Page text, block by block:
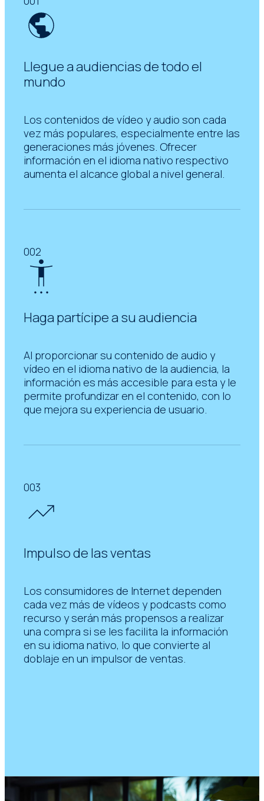
Llegue a audiencias de todo el
mundo
Los contenidos de vídeo y audio son cada
vez más populares, especialmente entre las
generaciones más jóvenes. Ofrecer
información en el idioma nativo respectivo
aumenta el alcance global a nivel general.
002
Haga partícipe a su audiencia
Al proporcionar su contenido de audio y
vídeo en el idioma nativo de la audiencia, la
información es más accesible para esta y le
permite profundizar en el contenido, con lo
que mejora su experiencia de usuario.
003
Impulso de las ventas
Los consumidores de Internet dependen
cada vez más de vídeos y podcasts como
recurso y serán más propensos a realizar
una compra si se les facilita la información
en su idioma nativo, lo que convierte al
doblaje en un impulsor de ventas.